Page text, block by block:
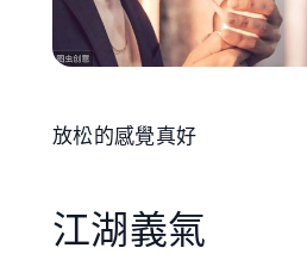
放松的感覺真好
江湖義氣